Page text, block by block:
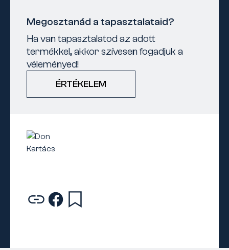
Megosztanád a tapasztalataid?
Ha van tapasztalatod az adott
termékkel, akkor szívesen fogadjuk a
véleményed!
ÉRTÉKELEM